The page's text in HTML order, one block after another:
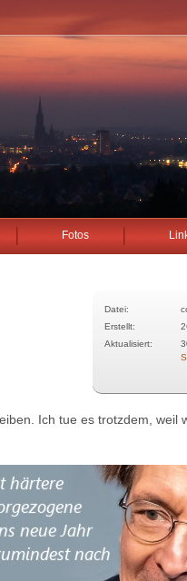
Fotos
Datei:
Erstellt:
Aktualisiert:
Ich tue es trotzdem, weil